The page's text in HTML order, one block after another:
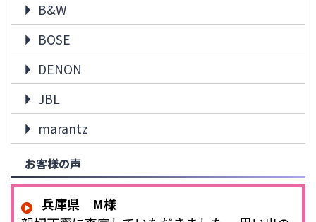
B&W
BOSE
DENON
JBL
marantz
お客様の声
兵庫県 M様